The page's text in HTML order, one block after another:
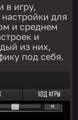
в игру,
для
и среднем
и
из них,
под себя.